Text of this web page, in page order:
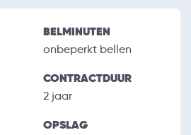
BELMINUTEN
onbeperkt bellen
CONTRACTDUUR
2 jaar
OPSLAG